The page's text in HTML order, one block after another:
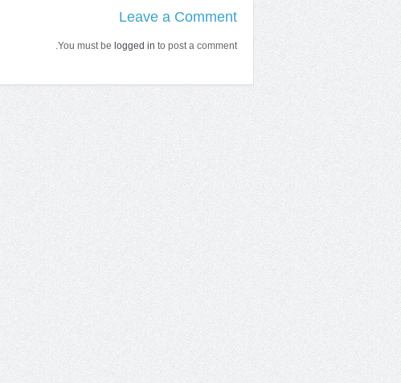
Leave a Comment
You must be logged in to post a comment.